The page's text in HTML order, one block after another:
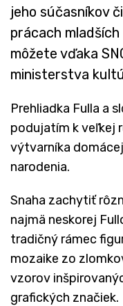
jeho súčasníkov
prácach
môžete vďaka
ministerstva
Prehliadka Fulla a
podujatím k veľkej
výtvarníka
narodenia.
Snaha zachytiť
najmä neskorej
tradičný rámec
mozaike zo
vzorov
grafických značiek.